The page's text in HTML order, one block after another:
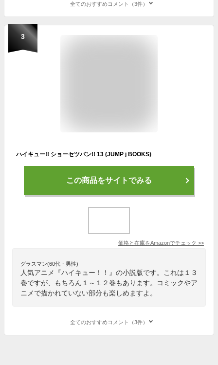
全てのおすすめコメント（3件）
3
ハイキュー!! ショーセツバン!! 13 (JUMP j BOOKS)
この商品をサイトでみる
価格と在庫をAmazonでチェック >>
グラスマン(60代・男性)
人気アニメ『ハイキュー！！』の小説版です。これは１３
巻ですが、もちろん１～１２巻もあります。コミックやア
ニメで描かれていない部分も楽しめますよ。
全てのおすすめコメント（3件）